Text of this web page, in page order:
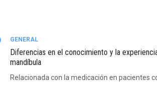
GENERAL
Diferencias en el conocimiento y la
mandíbula
Relacionada con la medicación en pacientes